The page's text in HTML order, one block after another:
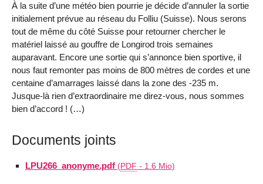
À la suite d’une météo bien pourrie je décide d’annuler la sortie
initialement prévue au réseau du Folliu (Suisse). Nous serons
tout de même du côté Suisse pour retourner chercher le
matériel laissé au gouffre de Longirod trois semaines
auparavant. Encore une sortie qui s’annonce bien sportive, il
nous faut remonter pas moins de 800 mètres de cordes et une
centaine d’amarrages laissé dans la zone des ‑235 m.
Jusque-là rien d’extraordinaire me direz-vous, nous sommes
bien d’accord ! (…)
Documents joints
LPU266_anonyme.pdf (PDF - 1.6 Mio)